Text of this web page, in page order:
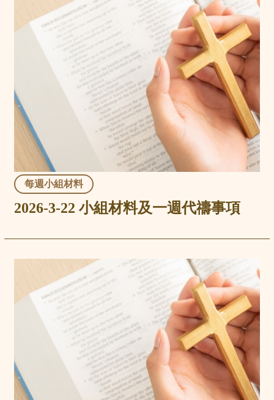
每週小組材料
2026-3-22 小組材料及一週代禱事項